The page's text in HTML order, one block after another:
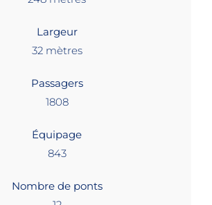
Largeur
32 mètres
Passagers
1808
Équipage
843
Nombre de ponts